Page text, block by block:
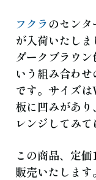
フクラのセン
が入荷いたしま
ダークブラウ
いう組み合わ
です。サイズ
板に凹みがあ
レンジしてみ
この商品、定価
販売いたします。